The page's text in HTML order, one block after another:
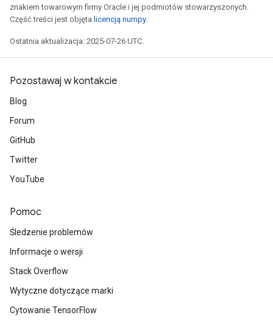
znakiem towarowym firmy Oracle i jej podmiotów stowarzyszonych.
Część treści jest objęta licencją numpy.
Ostatnia aktualizacja: 2025-07-26 UTC.
Pozostawaj w kontakcie
Blog
Forum
GitHub
Twitter
YouTube
Pomoc
Śledzenie problemów
Informacje o wersji
Stack Overflow
Wytyczne dotyczące marki
Cytowanie TensorFlow